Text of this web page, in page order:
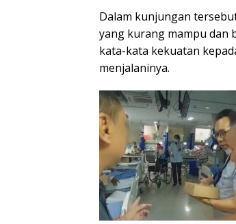
Dalam kunjungan
yang kurang mampu dan
kata-kata kekuatan
menjalaninya.